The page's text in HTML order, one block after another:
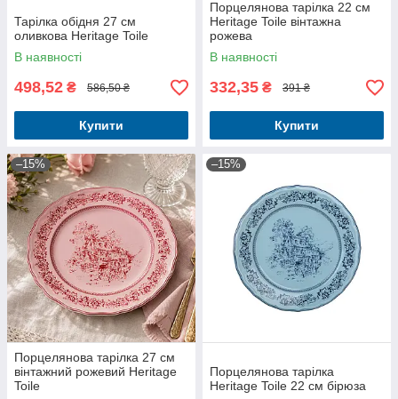
Тарілка обідня 27 см
оливкова Heritage Toile
В наявності
498,52 ₴ 586,50 ₴
Купити
Порцелянова тарілка 22 см
Heritage Toile вінтажна
рожева
В наявності
332,35 ₴ 391 ₴
Купити
–15%
Порцелянова тарілка 27 см
вінтажний рожевий Heritage
Toile
–15%
Порцелянова тарілка
Heritage Toile 22 см бірюза